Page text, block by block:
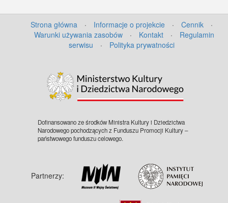
Strona główna · Informacje o projekcie · Cennik
·
Warunki używania zasobów
· Kontakt ·
Regulamin
serwisu
· Polityka prywatności
Dofinansowano ze środków Ministra Kultury i Dziedzictwa
Narodowego pochodzących z Funduszu Promocji Kultury –
państwowego funduszu celowego.
Partnerzy: